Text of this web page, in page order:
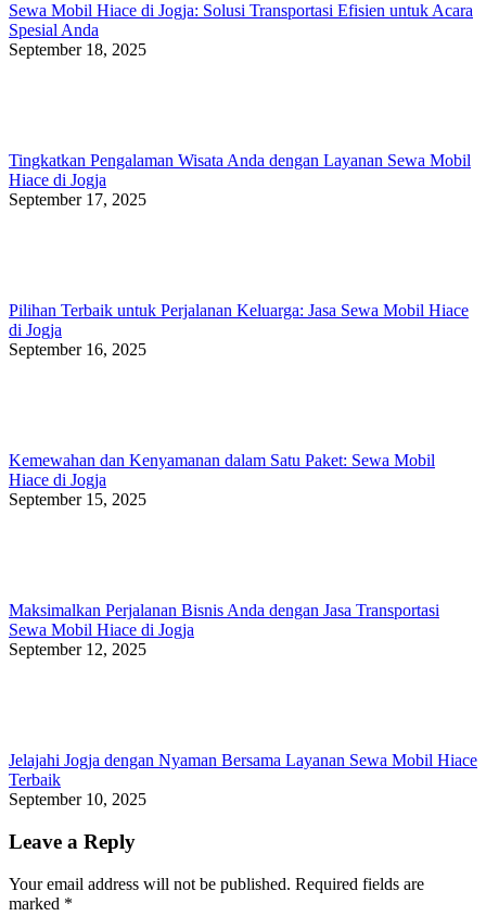
Sewa Mobil Hiace di Jogja: Solusi Transportasi Efisien untuk Acara
Spesial Anda
September 18, 2025
Tingkatkan Pengalaman Wisata Anda dengan Layanan Sewa Mobil
Hiace di Jogja
September 17, 2025
Pilihan Terbaik untuk Perjalanan Keluarga: Jasa Sewa Mobil Hiace
di Jogja
September 16, 2025
Kemewahan dan Kenyamanan dalam Satu Paket: Sewa Mobil
Hiace di Jogja
September 15, 2025
Maksimalkan Perjalanan Bisnis Anda dengan Jasa Transportasi
Sewa Mobil Hiace di Jogja
September 12, 2025
Jelajahi Jogja dengan Nyaman Bersama Layanan Sewa Mobil Hiace
Terbaik
September 10, 2025
Leave a Reply
Your email address will not be published. Required fields are
marked *